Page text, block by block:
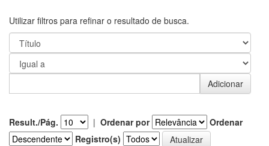
Utilizar filtros para refinar o resultado de busca.
Result./Pág. | Ordenar por
Ordenar
Registro(s)